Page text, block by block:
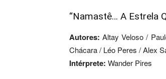
“Namastê… A Estrela
Autores: Altay Veloso /
Chácara / Léo Peres / Alex
Intérprete: Wander Pires